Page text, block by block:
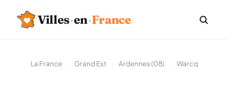
Villes·en·France
La France Grand Est Ardennes (08) Warcq